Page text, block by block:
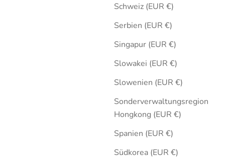
Schweiz (EUR €)
Serbien (EUR €)
Singapur (EUR €)
Slowakei (EUR €)
Slowenien (EUR €)
Sonderverwaltungsregion
Hongkong (EUR €)
Spanien (EUR €)
Südkorea (EUR €)